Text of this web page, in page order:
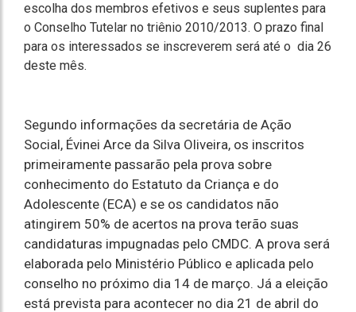
escolha dos membros efetivos e seus suplentes para
o Conselho Tutelar no triênio 2010/2013. O prazo final
para os interessados se inscreverem será até o dia 26
deste mês.
Segundo informações da secretária de Ação
Social, Évinei Arce da Silva Oliveira, os inscritos
primeiramente passarão pela prova sobre
conhecimento do Estatuto da Criança e do
Adolescente (ECA) e se os candidatos não
atingirem 50% de acertos na prova terão suas
candidaturas impugnadas pelo CMDC. A prova será
elaborada pelo Ministério Público e aplicada pelo
conselho no próximo dia 14 de março. Já a eleição
está prevista para acontecer no dia 21 de abril do